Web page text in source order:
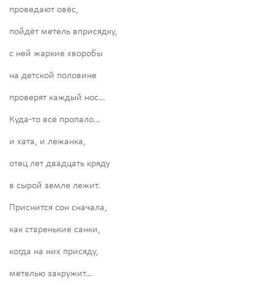
проведают овёс,
пойдёт метель вприсядку,
с ней жаркие хворобы
на детской половине
проверят каждый нос…
Куда-то всё пропало…
и хата, и лежанка,
отец лет двадцать кряду
в сырой земле лежит.
Приснится сон сначала,
как старенькие санки,
когда на них присяду,
метелью закружит…